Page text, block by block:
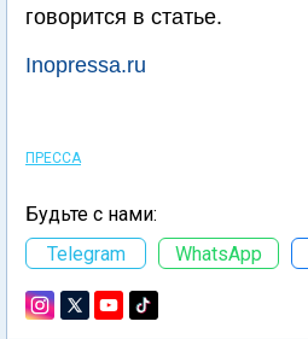
говорится в статье.
Inopressa.ru
ПРЕССА
Будьте с нами:
Telegram
WhatsApp